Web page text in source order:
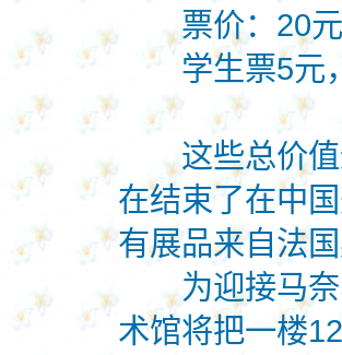
票价：20元/
学生票5元，
这些总价值
在结束了在中
有展品来自法
为迎接马奈
术馆将把一楼